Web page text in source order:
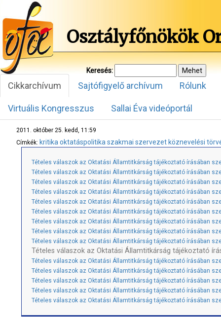
Osztályfőnökök
Keresés:
Cikkarchívum Sajtófigyelő archívum Rólunk
Virtuális Kongresszus Sallai Éva videóportál
2011. október 25. kedd, 11:59
Címkék: kritika oktatáspolitika szakmai szervezet köznevelési
Tételes válaszok az Oktatási Államtitkárság tájékoztató írásában
Tételes válaszok az Oktatási Államtitkárság tájékoztató írásában
Tételes válaszok az Oktatási Államtitkárság tájékoztató írásában
Tételes válaszok az Oktatási Államtitkárság tájékoztató írásában
Tételes válaszok az Oktatási Államtitkárság tájékoztató írásában
Tételes válaszok az Oktatási Államtitkárság tájékoztató írásában
Tételes válaszok az Oktatási Államtitkárság tájékoztató írásában
Tételes válaszok az Oktatási Államtitkárság tájékoztató írásában
Tételes válaszok az Oktatási Államtitkárság tájékoztató írásában
Tételes válaszok az Oktatási Államtitkárság tájékoztató
Tételes válaszok az Oktatási Államtitkárság tájékoztató írásában
Tételes válaszok az Oktatási Államtitkárság tájékoztató írásában
Tételes válaszok az Oktatási Államtitkárság tájékoztató írásában
Tételes válaszok az Oktatási Államtitkárság tájékoztató írásában
Tételes válaszok az Oktatási Államtitkárság tájékoztató írásában